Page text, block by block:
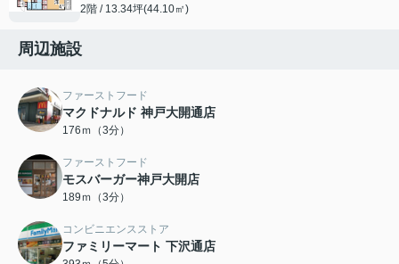
2階 / 13.34坪(44.10㎡)
周辺施設
ファーストフード
マクドナルド 神戸大開通店
176ｍ（3分）
ファーストフード
モスバーガー神戸大開店
189ｍ（3分）
コンビニエンスストア
ファミリーマート 下沢通店